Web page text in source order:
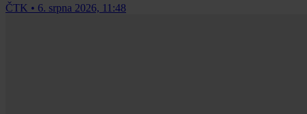
ČTK • 6. srpna 2026, 11:48